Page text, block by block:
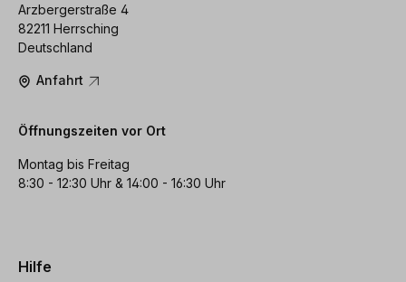
Arzbergerstraße 4
82211 Herrsching
Deutschland
Anfahrt
Öffnungszeiten vor Ort
Montag bis Freitag
8:30 - 12:30 Uhr & 14:00 - 16:30 Uhr
Hilfe